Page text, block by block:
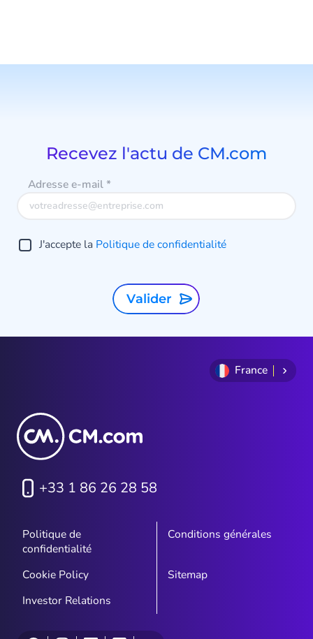
Recevez l'actu de CM.com
Adresse e-mail*
J'accepte la Politique de confidentialité
Valider
France
+33 1 86 26 28 58
Politique de
confidentialité
Conditions générales
Cookie Policy
Sitemap
Investor Relations